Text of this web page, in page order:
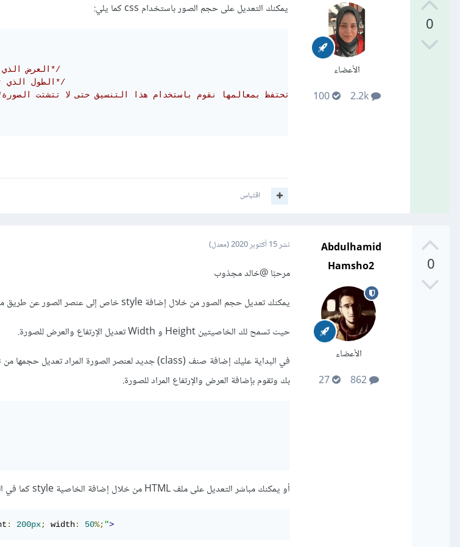
0
الأعضاء
2.2k
100
يمكنك التعديل على حجم الصور باستخدام css كما يلي:
/* العرض الذي تريده*/
/* الطول الذي تريده*/
اقتباس
0
Abdulhamid
Hamsho2
الأعضاء
862
27
نشر15 أكتوبر 2020 (معدل)
مرحبًا@خالد مجذوب
يمكنك تعديل حجم الصور من خلال إضافة style خاص إلى عنصر الصور عن طريق ملف CSS.
حيث تسمح لك الخاصيتين Height و Width تعديل الإرتفاع والعرض للصورة.
بك وتقوم بإضافة العرض والإرتفاع المراد للصورة.
أو يمكنك مباشر التعديل على ملف HTML من خلال إضافة الخاصية style كما في المثال التالي:
: 200px; width: 50%; ">